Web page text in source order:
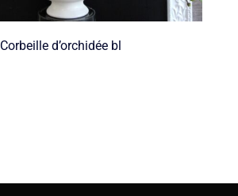
Corbeille d’orchidée bl